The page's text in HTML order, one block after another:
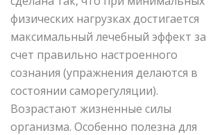
физических нагрузках достигается
максимальный лечебный эффект за
счет правильно настроенного
сознания (упражнения делаются в
состоянии саморегуляции).
Возрастают жизненные силы
организма. Особенно полезна для